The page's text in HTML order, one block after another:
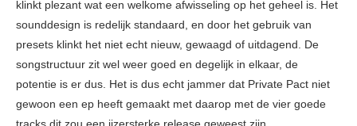
klinkt plezant wat een welkome afwisseling op het geheel is. Het
sounddesign is redelijk standaard, en door het gebruik van
presets klinkt het niet echt nieuw, gewaagd of uitdagend. De
songstructuur zit wel weer goed en degelijk in elkaar, de
potentie is er dus. Het is dus echt jammer dat Private Pact niet
gewoon een ep heeft gemaakt met daarop met de vier goede